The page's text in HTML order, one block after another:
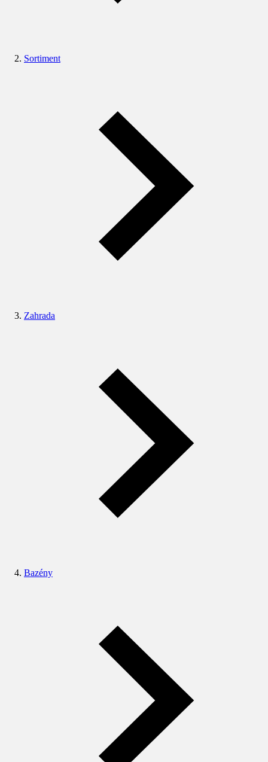
Sortiment
Zahrada
Bazény